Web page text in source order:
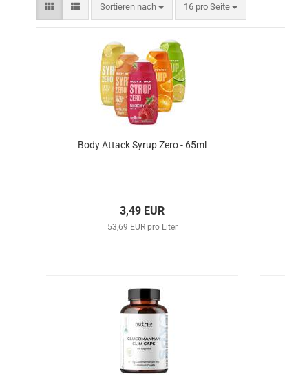
Sortieren nach
Sortieren nach 16 pro Seite
pro Seite
Body Attack Syrup Zero - 65ml
3,49 EUR
53,69 EUR pro Liter